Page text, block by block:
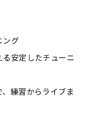
ング
安定したチューニ
練習からライブま